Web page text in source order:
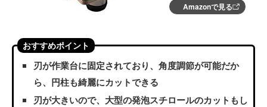
Amazonで見る
おすすめポイント
刃が作業台に固定されており、角度調節が可能だか
ら、円柱も綺麗にカットできる
刃が大きいので、大型の発泡スチロールのカットもし